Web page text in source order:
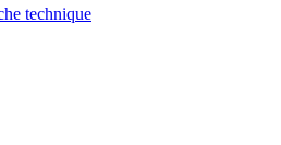
technique